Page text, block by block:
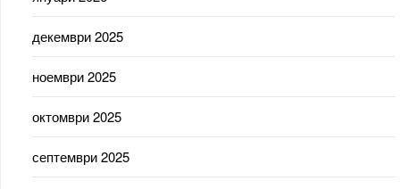
декември 2025
ноември 2025
октомври 2025
септември 2025